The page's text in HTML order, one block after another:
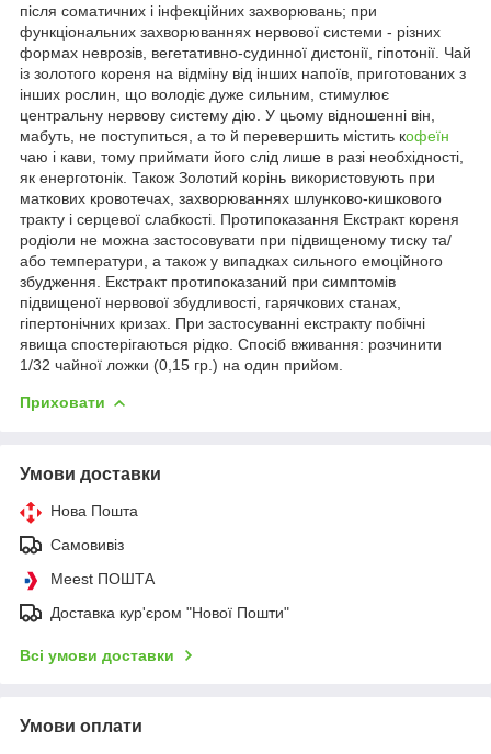
після соматичних і інфекційних захворювань; при
функціональних захворюваннях нервової системи - різних
формах неврозів, вегетативно-судинної дистонії, гіпотонії. Чай
із золотого кореня на відміну від інших напоїв, приготованих з
інших рослин, що володіє дуже сильним, стимулює
центральну нервову систему дію. У цьому відношенні він,
мабуть, не поступиться, а то й перевершить містить кофеїн
чаю і кави, тому приймати його слід лише в разі необхідності,
як енерготонік. Також Золотий корінь використовують при
маткових кровотечах, захворюваннях шлунково-кишкового
тракту і серцевої слабкості. Протипоказання Екстракт кореня
родіоли не можна застосовувати при підвищеному тиску та/
або температури, а також у випадках сильного емоційного
збудження. Екстракт протипоказаний при симптомів
підвищеної нервової збудливості, гарячкових станах,
гіпертонічних кризах. При застосуванні екстракту побічні
явища спостерігаються рідко. Спосіб вживання: розчинити
1/32 чайної ложки (0,15 гр.) на один прийом.
Приховати
Умови доставки
Нова Пошта
Самовивіз
Meest ПОШТА
Доставка кур'єром "Нової Пошти"
Всі умови доставки
Умови оплати